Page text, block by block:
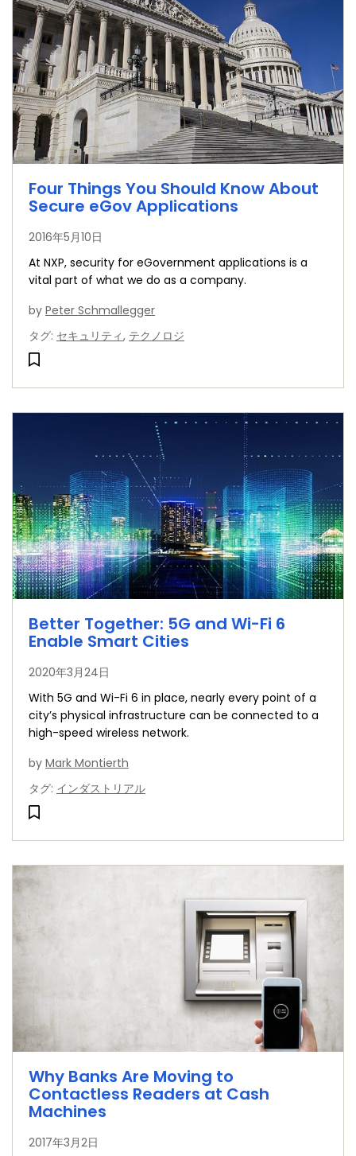
Four Things You Should Know About
Secure eGov Applications
2016年5月10日
At NXP, security for eGovernment applications is a
vital part of what we do as a company.
by Peter Schmallegger
タグ: セキュリティ, テクノロジ
Better Together: 5G and Wi-Fi 6
Enable Smart Cities
2020年3月24日
With 5G and Wi-Fi 6 in place, nearly every point of a
city’s physical infrastructure can be connected to a
high-speed wireless network.
by Mark Montierth
タグ: インダストリアル
Why Banks Are Moving to
Contactless Readers at Cash
Machines
2017年3月2日